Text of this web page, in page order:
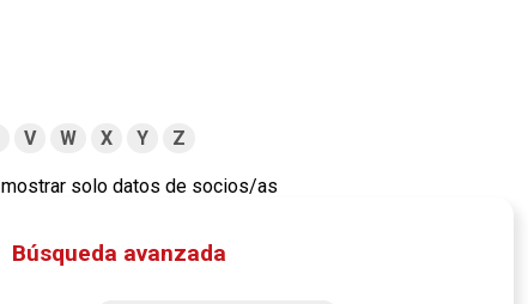
V W X Y Z
mostrar solo datos de socios/as
Búsqueda avanzada